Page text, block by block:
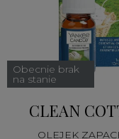
Obecnie brak
na stanie
CLEAN
OLEJEK